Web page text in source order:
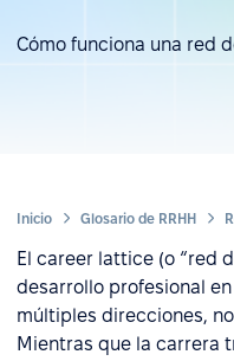
Cómo funciona una red
Inicio Glosario de RRHH
El career lattice (o “red
desarrollo profesional
múltiples direcciones,
Mientras que la carrera